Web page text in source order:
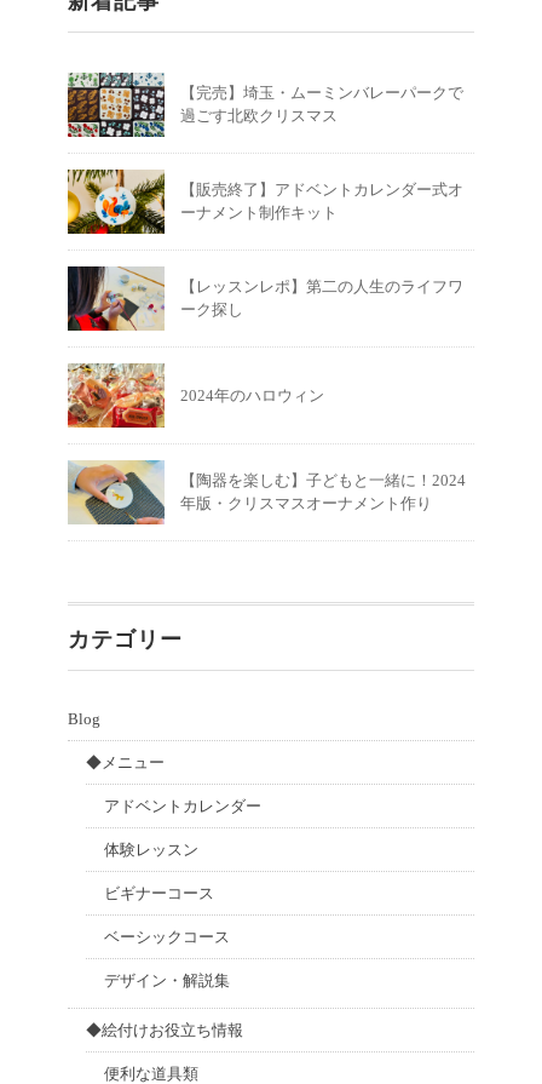
【完売】埼玉・ムーミンバレーパークで
過ごす北欧クリスマス
【販売終了】アドベントカレンダー式オ
ーナメント制作キット
【レッスンレポ】第二の人生のライフワ
ーク探し
2024年のハロウィン
【陶器を楽しむ】子どもと一緒に！2024
年版・クリスマスオーナメント作り
カテゴリー
Blog
◆メニュー
アドベントカレンダー
体験レッスン
ビギナーコース
ベーシックコース
デザイン・解説集
◆絵付けお役立ち情報
便利な道具類